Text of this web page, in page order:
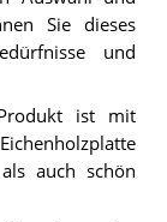
Sie dieses
und
ist mit
auch schön